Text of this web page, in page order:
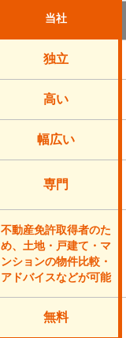
当社
独立
高い
幅広い
専門
不動産免許取得者のた
め、土地・戸建て・マ
ンションの物件比較・
アドバイスなどが可能
無料